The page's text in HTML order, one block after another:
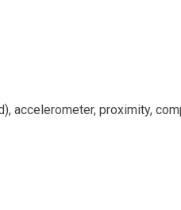
accelerometer, proximity,